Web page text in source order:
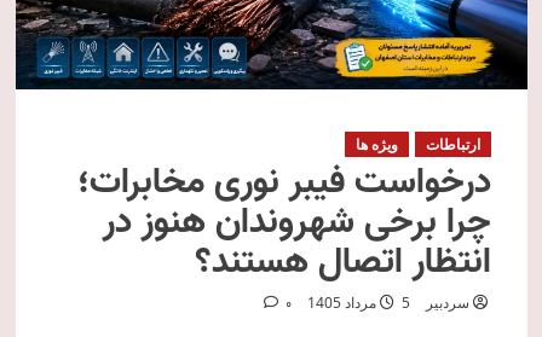
ارتباطات ویژه ها
درخواست فیبر نوری مخابرات؛
چرا برخی شهروندان هنوز در
انتظار اتصال هستند؟
سردبیر 5 مرداد 1405 0